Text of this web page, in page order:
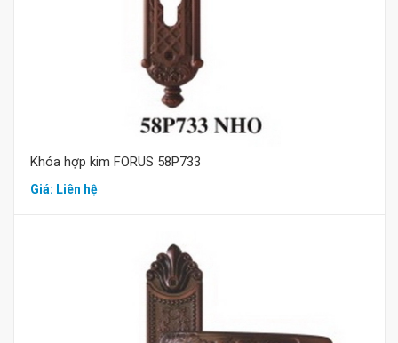
Khóa hợp kim FORUS 58P733
Giá: Liên hệ